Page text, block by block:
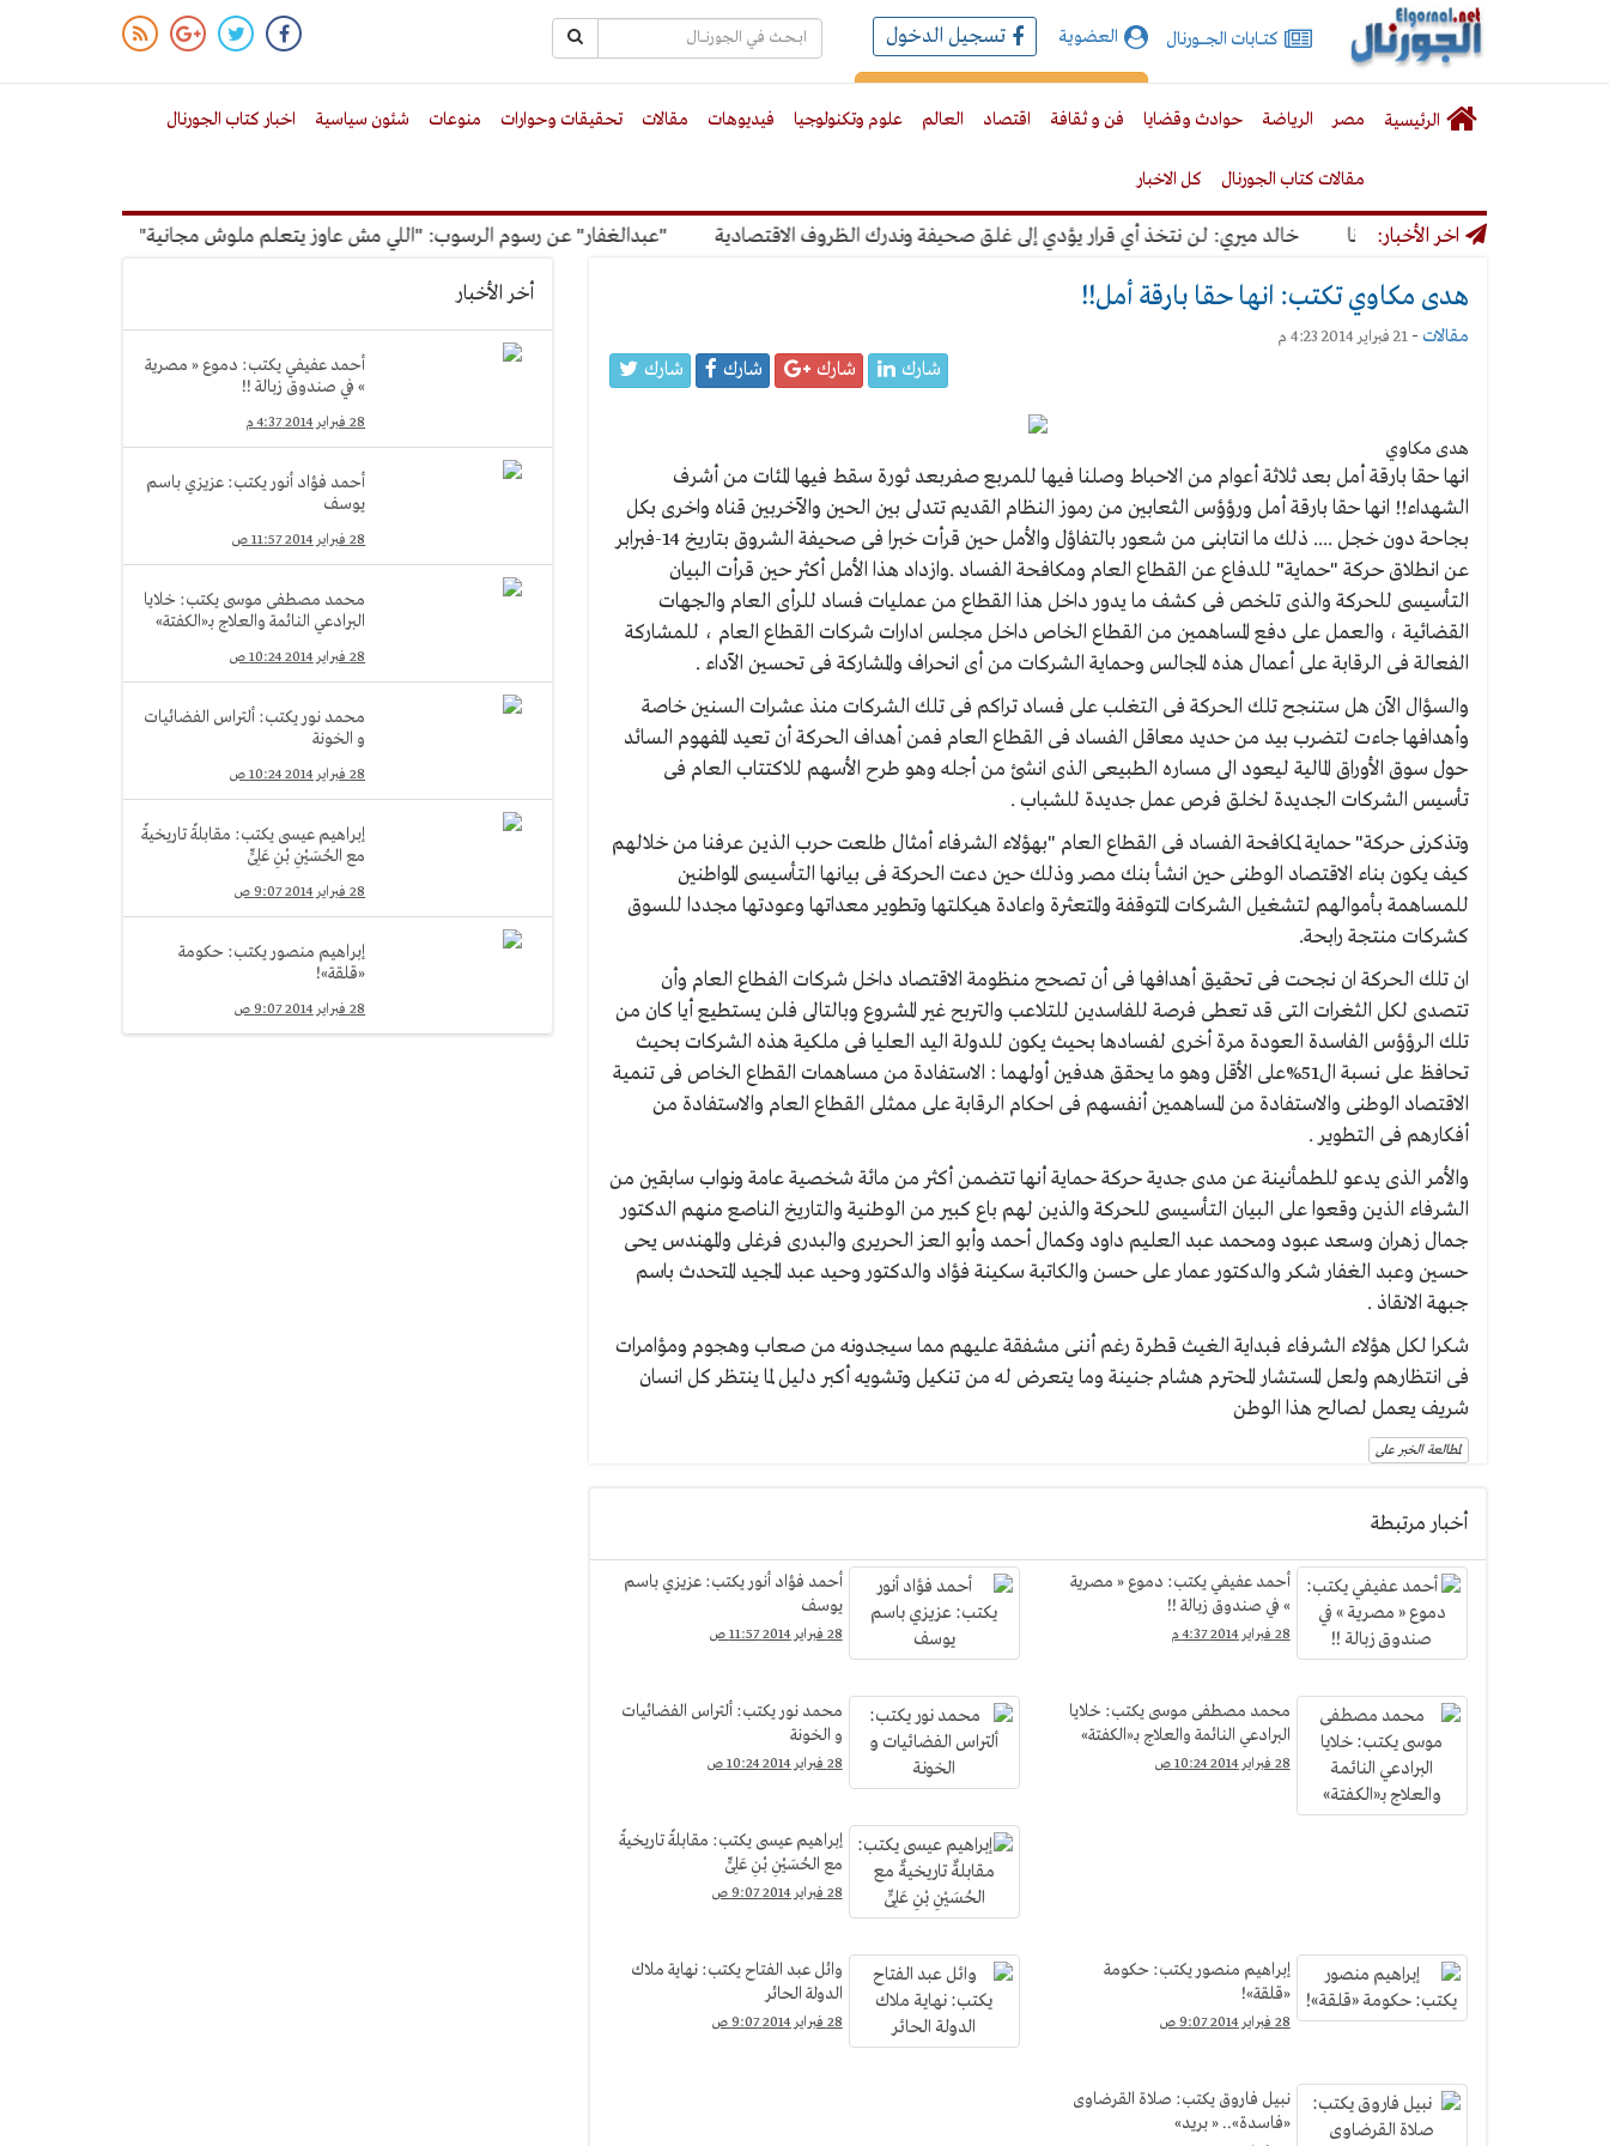
الجورنال
نت
كتـــابات الجـــــورنال العضوية تسجيل الدخول
الرئيسية مصر الرياضة حوادث وقضايا فن و ثقافة اقتصاد العالم علوم وتكنولوجيا فيديوهات مقالات تحقيقات وحوارات منوعات شئون سياسية اخبار كتاب الجورنال
مقالات كتاب الجورنال كل الاخبار
اخر الأخبار: خالد ميري: لن نتخذ أي قرار يؤدي إلى غلق صحيفة وندرك الظروف الاقتصادية "عبدالغفار" عن رسوم الرسوب: "اللي مش عاوز يتعلم ملوش مجانية"
هدى مكاوي تكتب: انها حقا بارقة أمل!!
مقالات - 21 فبراير 2014 4:23 م
شارك شارك شارك شارك
هدى مكاوي
انها حقا بارقة أمل بعد ثلاثة أعوام من الاحباط وصلنا فيها للمربع صفربعد ثورة سقط فيها المئات من أشرف
الشهداء!! انها حقا بارقة أمل ورؤؤس الثعابين من رموز النظام القديم تتدلى بين الحين والآخربين قناه واخرى بكل
بجاحة دون خجل .... ذلك ما انتابنى من شعور بالتفاؤل والأمل حين قرأت خبرا فى صحيفة الشروق بتاريخ 14-فبرابر
عن انطلاق حركة "حماية" للدفاع عن القطاع العام ومكافحة الفساد .وازداد هذا الأمل أكثر حين قرأت البيان
التأسيسى للحركة والذى تلخص فى كشف ما يدور داخل هذا القطاع من عمليات فساد للرأى العام والجهات
القضائية ، والعمل على دفع المساهمين من القطاع الخاص داخل مجلس ادارات شركات القطاع العام ، للمشاركة
الفعالة فى الرقابة على أعمال هذه المجالس وحماية الشركات من أى انحراف والمشاركة فى تحسين الآداء .
والسؤال الآن هل ستنجح تلك الحركة فى التغلب على فساد تراكم فى تلك الشركات منذ عشرات السنين خاصة
وأهدافها جاءت لتضرب بيد من حديد معاقل الفساد فى القطاع العام فمن أهداف الحركة أن تعيد المفهوم السائد
حول سوق الأوراق المالية ليعود الى مساره الطبيعى الذى انشئ من أجله وهو طرح الأسهم للاكتتاب العام فى
تأسيس الشركات الجديدة لخلق فرص عمل جديدة للشباب .
وتذكرنى حركة" حماية لمكافحة الفساد فى القطاع العام "بهؤلاء الشرفاء أمثال طلعت حرب الذين عرفنا من خلالهم
كيف يكون بناء الاقتصاد الوطنى حين انشأ بنك مصر وذلك حين دعت الحركة فى بيانها التأسيسى المواطنين
للمساهمة بأموالهم لتشغيل الشركات المتوقفة والمتعثرة واعادة هيكلتها وتطوير معداتها وعودتها مجددا للسوق
كشركات منتجة رابحة.
ان تلك الحركة ان نجحت فى تحقيق أهدافها فى أن تصحح منظومة الاقتصاد داخل شركات الفطاع العام وأن
تتصدى لكل الثغرات التى قد تعطى فرصة للفاسدين للتلاعب والتربح غير المشروع وبالتالى فلن يستطيع أيا كان من
تلك الرؤؤس الفاسدة العودة مرة أخرى لفسادها بحيث يكون للدولة اليد العليا فى ملكية هذه الشركات بحيث
تحافظ على نسبة ال51%على الأقل وهو ما يحقق هدفين أولهما : الاستفادة من مساهمات القطاع الخاص فى تنمية
الاقتصاد الوطنى والاستفادة من المساهمين أنفسهم فى احكام الرقابة على ممثلى القطاع العام والاستفادة من
أفكارهم فى التطوير .
والأمر الذى يدعو للطمأنينة عن مدى جدية حركة حماية أنها تتضمن أكثر من مائة شخصية عامة ونواب سابقين من
الشرفاء الذين وقعوا على البيان التأسيسى للحركة والذين لهم باع كبير من الوطنية والتاريخ الناصع منهم الدكتور
جمال زهران وسعد عبود ومحمد عبد العليم داود وكمال أحمد وأبو العز الحريرى والبدرى فرغلى والمهندس يحى
حسين وعبد الغفار شكر والدكتور عمار على حسن والكاتبة سكينة فؤاد والدكتور وحيد عبد المجيد المتحدث باسم
جبهة الانقاذ .
شكرا لكل هؤلاء الشرفاء فبداية الغيث قطرة رغم أننى مشفقة عليهم مما سيجدونه من صعاب وهجوم ومؤامرات
فى انتظارهم ولعل المستشار المحترم هشام جنينة وما يتعرض له من تنكيل وتشويه أكبر دليل لما ينتظر كل انسان
شريف يعمل لصالح هذا الوطن
لمطالعة الخبر على
أخبار مرتبطة
أحمد عفيفي يكتب: دموع « مصرية
» في صندوق زبالة !!
28 فبراير 2014 4:37 م
أحمد فؤاد أنور يكتب: عزيزي باسم
يوسف
28 فبراير 2014 11:57 ص
محمد مصطفى موسى يكتب: خلايا
البرادعي النائمة والعلاج بـ«الكفتة»
28 فبراير 2014 10:24 ص
محمد نور يكتب: ألتراس الفضائيات
و الخونة
28 فبراير 2014 10:24 ص
إبراهيم عيسى يكتب: مقابلةٌ تاريخيةٌ
مع الحُسَيْنِ بْنِ عَلِىٍّ
28 فبراير 2014 9:07 ص
إبراهيم منصور يكتب: حكومة
«قلقة»!
28 فبراير 2014 9:07 ص
وائل عبد الفتاح يكتب: نهاية ملاك
الدولة الحائر
28 فبراير 2014 9:07 ص
نبيل فاروق يكتب: صلاة القرضاوى
«فاسدة».. « بريد»
أخر الأخبار
أحمد عفيفي يكتب: دموع « مصرية
» في صندوق زبالة !!
28 فبراير 2014 4:37 م
أحمد فؤاد أنور يكتب: عزيزي باسم
يوسف
28 فبراير 2014 11:57 ص
محمد مصطفى موسى يكتب: خلايا
البرادعي النائمة والعلاج بـ«الكفتة»
28 فبراير 2014 10:24 ص
محمد نور يكتب: ألتراس الفضائيات
و الخونة
28 فبراير 2014 10:24 ص
إبراهيم عيسى يكتب: مقابلةٌ تاريخيةٌ
مع الحُسَيْنِ بْنِ عَلِىٍّ
28 فبراير 2014 9:07 ص
إبراهيم منصور يكتب: حكومة
«قلقة»!
28 فبراير 2014 9:07 ص